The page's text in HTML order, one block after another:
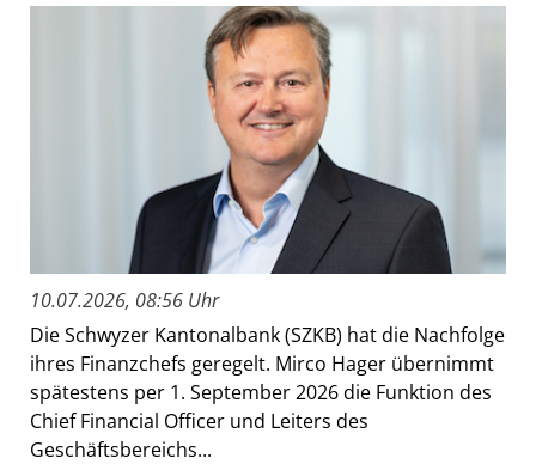
10.07.2026, 08:56 Uhr
Die Schwyzer Kantonalbank (SZKB) hat die Nachfolge
ihres Finanzchefs geregelt. Mirco Hager übernimmt
spätestens per 1. September 2026 die Funktion des
Chief Financial Officer und Leiters des
Geschäftsbereichs...